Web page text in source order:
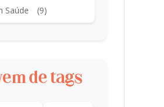
Saúde (9)
de tags